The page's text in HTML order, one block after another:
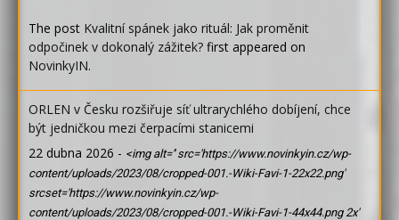
The post Kvalitní spánek jako rituál: Jak proměnit
odpočinek v dokonalý zážitek? first appeared on
NovinkyIN.
ORLEN v Česku rozšiřuje síť ultrarychlého dobíjení, chce
být jedničkou mezi čerpacími stanicemi
22 dubna 2026 - <img alt='' src='https://www.novinkyin.cz/wp-
content/uploads/2023/08/cropped-001.-Wiki-Favi-1-22x22.png'
srcset='https://www.novinkyin.cz/wp-
content/uploads/2023/08/cropped-001.-Wiki-Favi-1-44x44.png 2x'